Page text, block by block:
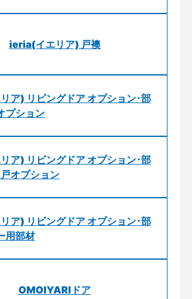
ieria(イエリア) 戸襖
ア) リビングドア オプション･部
プション
ア) リビングドア オプション･部
オプション
ア) リビングドア オプション･部
用部材
OMOIYARIドア